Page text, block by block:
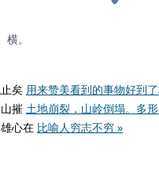
。
矣 用来赞美看到的事物好到
摧 土地崩裂，山岭倒塌。多
心在 比喻人穷志不穷 »